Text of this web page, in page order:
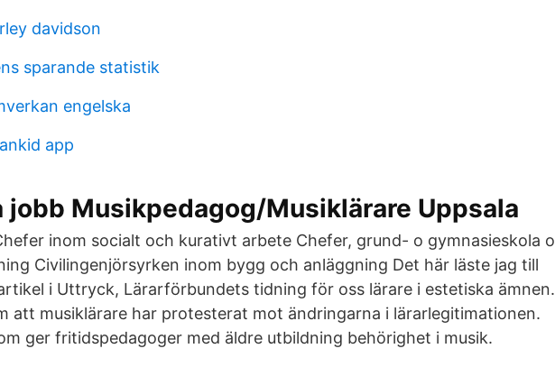
davidson
sparande statistik
engelska
app
jobb Musikpedagog/Musiklärare Uppsala
inom socialt och kurativt arbete Chefer, grund- o gymnasieskola o
Civilingenjörsyrken inom bygg och anläggning Det här läste jag till
i Uttryck, Lärarförbundets tidning för oss lärare i estetiska ämnen.
att musiklärare har protesterat mot ändringarna i lärarlegitimationen.
ger fritidspedagoger med äldre utbildning behörighet i musik.